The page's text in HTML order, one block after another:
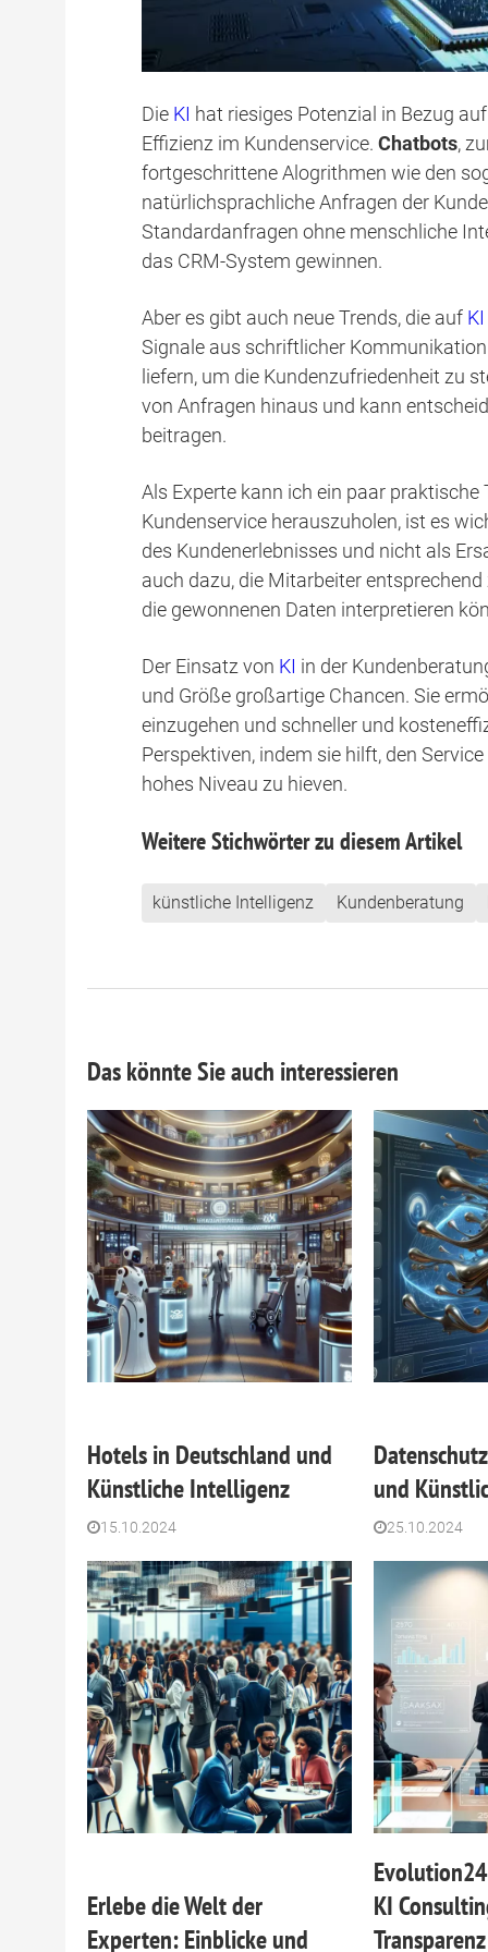
Die KI hat riesiges Potenzial in Bezug
Effizienz im Kundenservice. Chatbots,
fortgeschrittene Alogrithmen wie den
natürlichsprachliche Anfragen der
Standardanfragen ohne menschliche
das CRM-System gewinnen.
Aber es gibt auch neue Trends, die auf KI
Signale aus schriftlicher
liefern, um die Kundenzufriedenheit zu
von Anfragen hinaus und kann
beitragen.
Als Experte kann ich ein paar
Kundenservice herauszuholen, ist es
des Kundenerlebnisses und nicht als
auch dazu, die Mitarbeiter
die gewonnenen Daten interpretieren
Der Einsatz von KI in der
und Größe großartige Chancen. Sie
einzugehen und schneller und
Perspektiven, indem sie hilft, den
hohes Niveau zu hieven.
Weitere Stichwörter zu diesem Artikel
künstliche Intelligenz Kundenberatung
Das könnte Sie auch interessieren
Hotels in Deutschland und
Künstliche Intelligenz
15.10.2024
und
25.10.2024
Erlebe die Welt der
Experten: Einblicke und
KI